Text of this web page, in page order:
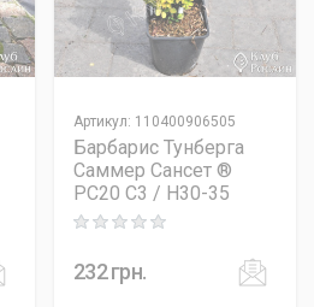
Артикул: 110400906505
Барбарис Тунберга
Саммер Сансет ®
PC20 C3 / H30-35
Rating: 0 out of 5
232грн.